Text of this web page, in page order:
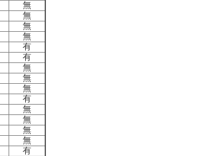
無
無
無
無
有
有
無
無
無
有
無
無
無
無
有